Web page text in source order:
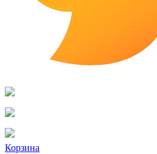
Корзина